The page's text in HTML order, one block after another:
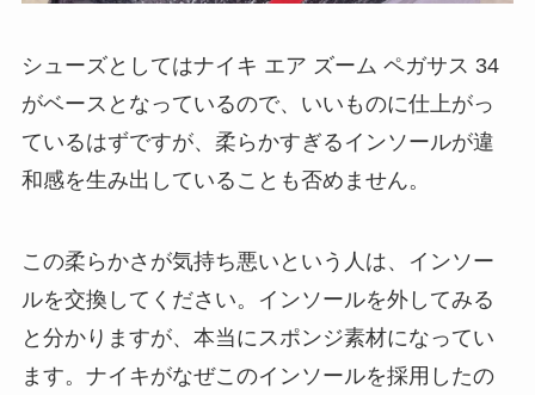
シューズとしてはナイキ エア ズーム ペガサス 34
がベースとなっているので、いいものに仕上がっ
ているはずですが、柔らかすぎるインソールが違
和感を生み出していることも否めません。
この柔らかさが気持ち悪いという人は、インソー
ルを交換してください。インソールを外してみる
と分かりますが、本当にスポンジ素材になってい
ます。ナイキがなぜこのインソールを採用したの